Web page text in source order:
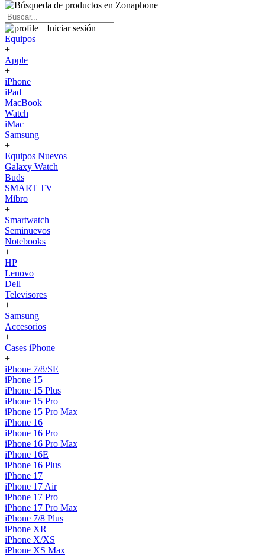
Iniciar sesión
Equipos
+
Apple
+
iPhone
iPad
MacBook
Watch
iMac
Samsung
+
Equipos Nuevos
Galaxy Watch
Buds
SMART TV
Mibro
+
Smartwatch
Seminuevos
Notebooks
+
HP
Lenovo
Dell
Televisores
+
Samsung
Accesorios
+
Cases iPhone
+
iPhone 7/8/SE
iPhone 15
iPhone 15 Plus
iPhone 15 Pro
iPhone 15 Pro Max
iPhone 16
iPhone 16 Pro
iPhone 16 Pro Max
iPhone 16E
iPhone 16 Plus
iPhone 17
iPhone 17 Air
iPhone 17 Pro
iPhone 17 Pro Max
iPhone 7/8 Plus
iPhone XR
iPhone X/XS
iPhone XS Max